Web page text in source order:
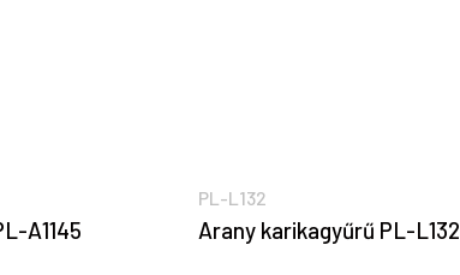
A1145
PL-L132
Arany karikagyűrű PL-L132